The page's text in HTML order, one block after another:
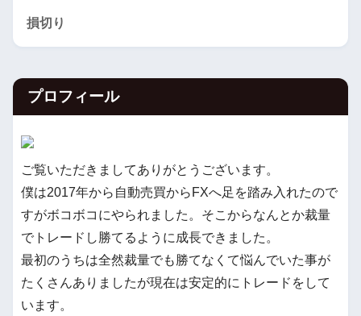
損切り
プロフィール
ご覧いただきましてありがとうございます。
僕は2017年から自動売買からFXへ足を踏み入れたので
すがボコボコにやられました。そこからなんとか裁量
でトレードし勝てるように成長できました。
最初のうちは全然裁量でも勝てなくて悩んでいた事が
たくさんありましたが現在は安定的にトレードをして
います。